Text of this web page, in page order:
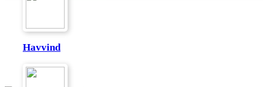
Havvind
Læs mere